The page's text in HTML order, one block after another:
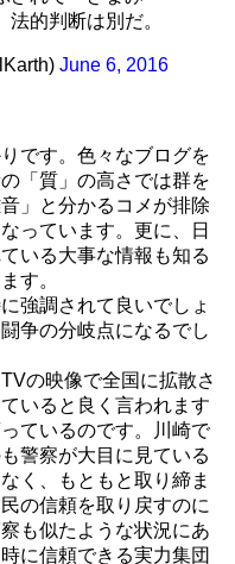
的判断は別だ。
June 6, 2016
です。色々なブログを
「質」の高さでは群を
」と分かるコメが排除
っています。更に、日
いる大事な情報も知る
す。
強調されて良いでしょ
争の分岐点になるでし
の映像で全国に拡散さ
いると良く言われます
ているのです。川崎で
警察が大目に見ている
く、もともと取り締ま
の信頼を取り戻すのに
も似たような状況にあ
に信頼できる実力集団